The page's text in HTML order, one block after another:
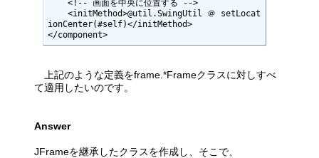
ionCenter(#self)</initMethod>
</component>
上記のような定義をframe.*Frameクラスに対しすべ
て適用したいのです。
Answer
JFrameを継承したクラスを作成し、そこで、